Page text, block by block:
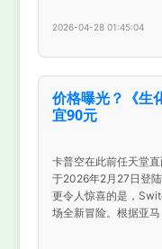
2026-04-28 01:45:04
价格曝光？《生
宜90元
卡普空在此前任天堂
于2026年2月27日登
更令人惊喜的是，
场全新冒险。根据亚马